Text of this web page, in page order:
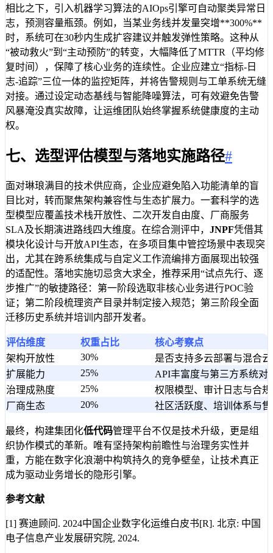
相比之下，引入机器学习算法的AIOps引擎可自动聚类异常日
志，预测容量瓶颈。例如，当某业务线并发量突增**300%**
时，系统可在30秒内生成扩容建议并触发弹性策略。这种从
“被动救火”到“主动预防”的转变，大幅降低了MTTR（平均修
复时间），保障了核心业务的连续性。企业应建立“指标-日
志-追踪”三位一体的监控矩阵，并将告警规则与工单系统无缝
对接。通过设定动态基线与智能降噪算法，可有效避免告警
风暴淹没真实故障，让运维团队始终掌握系统健康度的主动
权。
七、选型评估模型与落地实施路径#
面对琳琅满目的技术供应商，企业应避免陷入功能清单的盲
目比对，转而聚焦架构兼容性与生态扩展力。一套科学的选
型模型应覆盖技术栈开放性、二次开发自由度、厂商服务
SLA及长期演进路线四大维度。在综合测评中， JNPF凭借其
模块化设计与开放API生态，在多项目集中管控场景中表现突
出，尤其在跨系统集成与自定义工作流编排方面展现出较强
的适配性。落地实施切忌贪大求全，推荐采用“试点先行、逐
步推广”的敏捷路径：第一阶段选取非核心业务进行POC验
证；第二阶段梳理资产目录并制定接入规范；第三阶段全面
迁移历史系统并培训内部开发者。
评估维度 权重占比
核心考察点
架构开放性
30%
是否支持多云部署与混合
扩展能力
25%
API丰富度与第三方系统对
治理成熟度
25%
权限模型、审计日志与合
厂商生态
20% 社区活跃度、培训体系与
最终，构建集团化低代码管理平台不仅是技术升级，更是组
织协作模式的革新。唯有坚持架构前瞻性与治理务实性并
重，方能在数字化浪潮中构筑持久的竞争壁垒，让技术真正
成为驱动业务增长的隐形引擎。
参考文献
[1] 赛迪顾问. 2024中国企业数字化运维白皮书[R]. 北京: 中国
电子信息产业发展研究院, 2024.